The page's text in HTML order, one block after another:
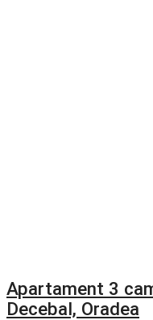
Apartament 3
Decebal, Oradea